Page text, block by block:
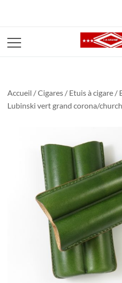
Accueil /Cigares / Etuis à cigare /
Lubinski vert grand corona/